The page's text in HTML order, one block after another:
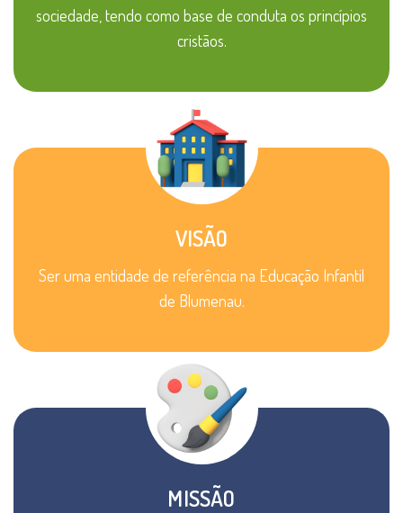
sociedade, tendo como base de conduta os princípios
cristãos.
VISÃO
Ser uma entidade de referência na Educação Infantil
de Blumenau.
MISSÃO